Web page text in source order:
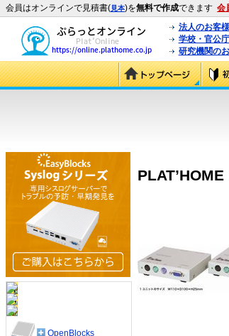
会員はオンラインで見積書(見本)を無料で作成できます 会
法人のお客
学校・官公
研究機関の
OpenBlocks